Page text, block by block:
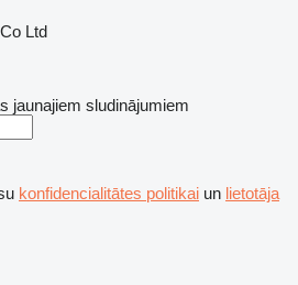
Ltd
jaunajiem sludinājumiem
konfidencialitātes politikai un lietotāja